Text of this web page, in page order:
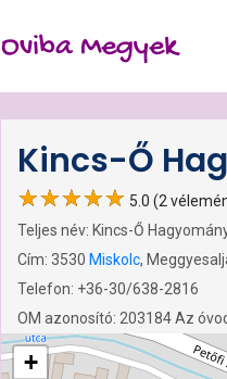
Oviba Megyek
Kincs-Ő
5.0 (2
Teljes név: Kincs-Ő
Cím: 3530 Miskolc,
Telefon: +36-30/638-2816
OM azonosító: 203184 Az
+